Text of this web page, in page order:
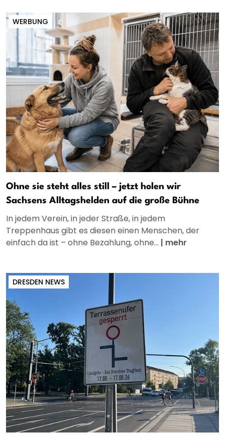
WERBUNG
Ohne sie steht alles still – jetzt holen wir
Sachsens Alltagshelden auf die große Bühne
In jedem Verein, in jeder Straße, in jedem
Treppenhaus gibt es diesen einen Menschen, der
einfach da ist – ohne Bezahlung, ohne... | mehr
DRESDEN NEWS